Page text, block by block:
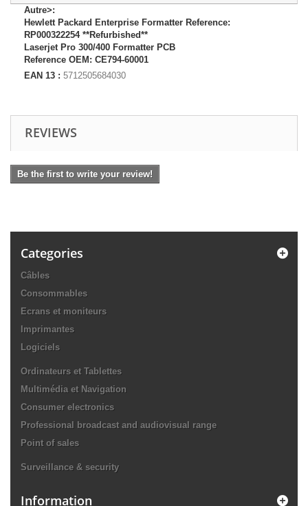
Autre>:
Hewlett Packard Enterprise Formatter Reference:
RP000322254 **Refurbished**
Laserjet Pro 300/400 Formatter PCB
Reference OEM: CE794-60001
EAN 13 : 5712505684030
REVIEWS
Be the first to write your review!
Categories
Câbles
Consommables
Ecrans et moniteurs
Imprimantes
Logiciels
Ordinateurs et Tablettes
Multimédia et Navigation
Consumer electronics
Professional broadcast and audiovisual range
Point of sales
Surveillance & security
Information